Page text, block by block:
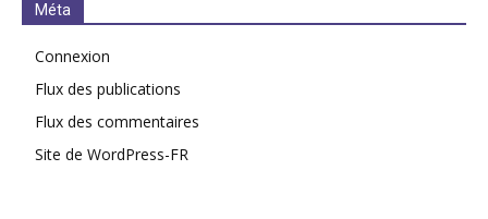
Méta
Connexion
Flux des publications
Flux des commentaires
Site de WordPress-FR